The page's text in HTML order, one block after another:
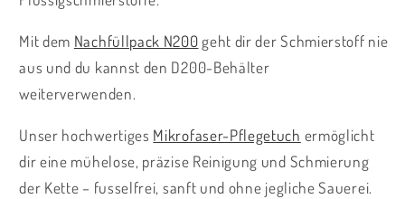
Mit dem Nachfüllpack N200 geht dir der Schmierstoff nie
aus und du kannst den D200-Behälter
weiterverwenden.
Unser hochwertiges Mikrofaser-Pflegetuch ermöglicht
dir eine mühelose, präzise Reinigung und Schmierung
der Kette – fusselfrei, sanft und ohne jegliche Sauerei.